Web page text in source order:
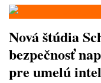
Nová štúdia
bezpečnosť
pre umelú